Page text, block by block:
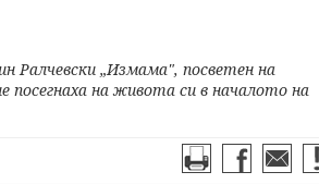
Ралчевски „Измама", посветен на
на живота си в началото на